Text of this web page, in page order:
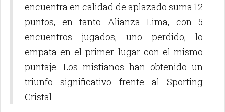
encuentra en calidad de aplazado suma 12
puntos, en tanto Alianza Lima, con 5
encuentros jugados, uno perdido, lo
empata en el primer lugar con el mismo
puntaje. Los mistianos han obtenido un
triunfo significativo frente al Sporting
Cristal.